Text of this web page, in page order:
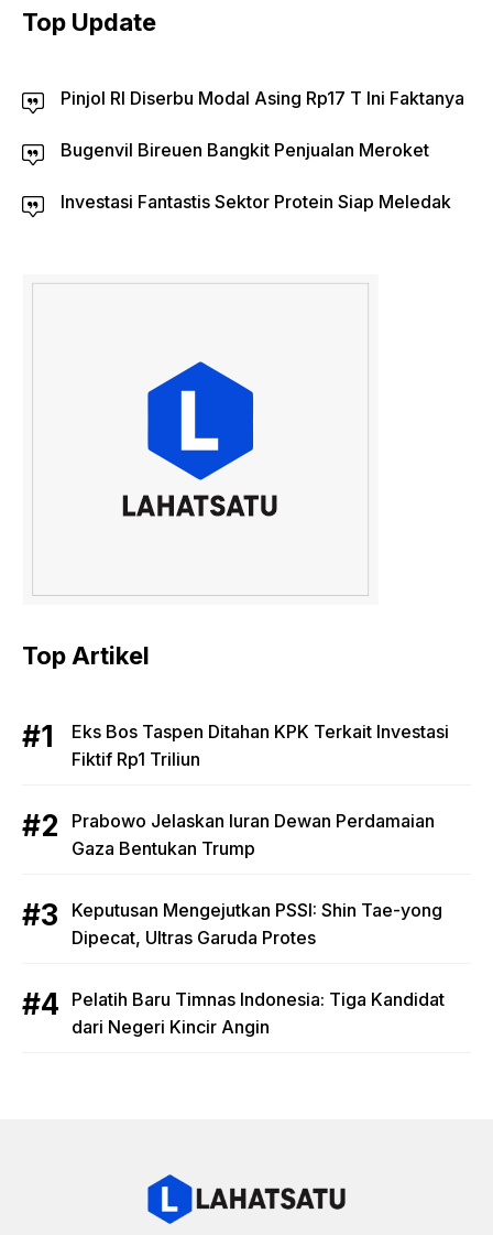
Top Update
Pinjol RI Diserbu Modal Asing Rp17 T Ini Faktanya
Bugenvil Bireuen Bangkit Penjualan Meroket
Investasi Fantastis Sektor Protein Siap Meledak
Top Artikel
Eks Bos Taspen Ditahan KPK Terkait Investasi
Fiktif Rp1 Triliun
Prabowo Jelaskan Iuran Dewan Perdamaian
Gaza Bentukan Trump
Keputusan Mengejutkan PSSI: Shin Tae-yong
Dipecat, Ultras Garuda Protes
Pelatih Baru Timnas Indonesia: Tiga Kandidat
dari Negeri Kincir Angin